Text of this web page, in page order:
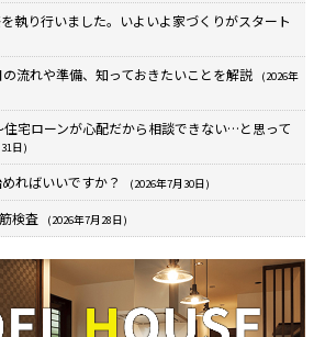
を執り行いました。いよいよ家づくりがスタート
の流れや準備、知っておきたいことを解説
(2026年
宅ローンが心配だから相談できない…と思って
日)
ればいいですか？ (2026年7月30日)
検査 (2026年7月28日)